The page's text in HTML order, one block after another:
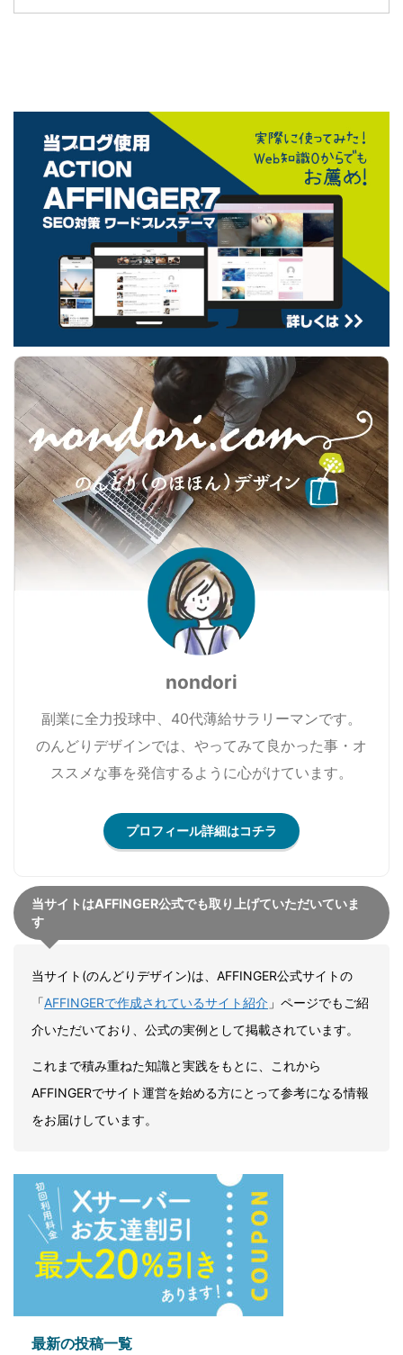
nondori
副業に全力投球中、40代薄給サラリーマンです。
のんどりデザインでは、やってみて良かった事・オ
ススメな事を発信するように心がけています。
プロフィール詳細はコチラ
当サイトはAFFINGER公式でも取り上げていただいていま
す
当サイト(のんどりデザイン)は、AFFINGER公式サイトの
「AFFINGERで作成されているサイト紹介 」ページでもご紹
介いただいており、公式の実例として掲載されています。
これまで積み重ねた知識と実践をもとに、これから
AFFINGERでサイト運営を始める方にとって参考になる情報
をお届けしています。
最新の投稿一覧